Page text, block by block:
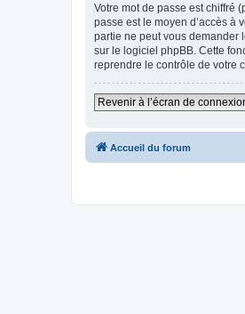
Votre mot de passe est chiffré
passe est le moyen d’accès à
partie ne peut vous demander
sur le logiciel phpBB. Cette
reprendre le contrôle de votre
Revenir à l’écran de
Accueil du forum